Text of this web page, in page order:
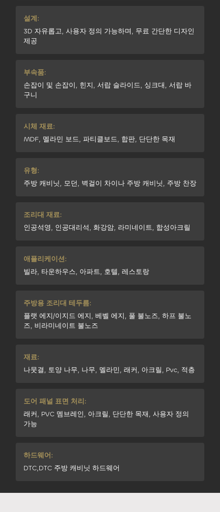
설계:
3D 자유롭고, 사용자 정의 가능하며, 무료 간단한 디자인
제공
부속품:
손잡이 및 손잡이, 힌지, 서랍 슬라이드, 싱크대, 서랍 바
구니
시체 재료:
MDF, 멜라민 보드, 파티클보드, 합판, 단단한 목재
유형:
주방 캐비닛, 모던, 벽걸이 차이나 주방 캐비닛, 주방 찬장
조리대 재료:
인공석영, 인공대리석, 화강암, 라미네이트, 합성아크릴
애플리케이션:
빌라, 타운하우스, 아파트, 호텔, 레스토랑
주방용 조리대 테두름:
플랫 에지/이지드 에지, 베벨 에지, 풀 불노즈, 하프 불노
즈, 비라미네이트 불노즈
재료:
나뭇결, 토양 나무, 나무, 멜라민, 래커, 아크릴, Pvc, 적층
도어 패널 표면 처리:
래커, PVC 멤브레인, 아크릴, 단단한 목재, 사용자 정의
가능
하드웨어:
DTC,DTC 주방 캐비닛 하드웨어